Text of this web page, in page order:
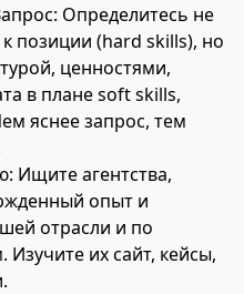
Определитесь не
позиции (hard skills), но
ценностями,
в плане soft skills,
яснее запрос, тем
Ищите агентства,
опыт и
отрасли и по
их сайт, кейсы,